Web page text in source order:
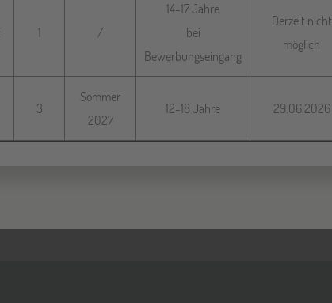
1 /
14-17 Jahre
bei
Bewerbungseingang
Derzeit nicht
möglich
3
Sommer
2027
12-18 Jahre 29.06.2026